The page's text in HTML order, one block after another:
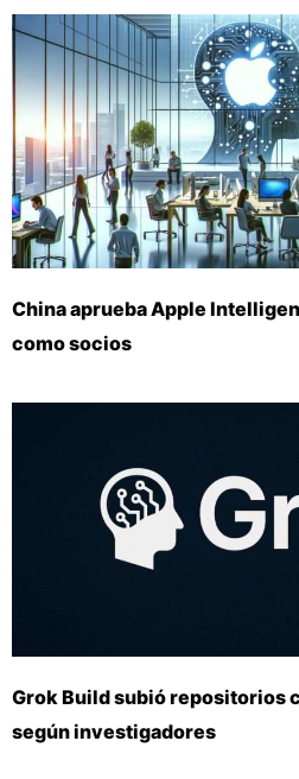
China aprueba Apple
como socios
Grok Build subió repositorios
según investigadores